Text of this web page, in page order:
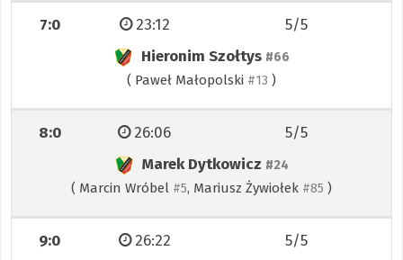
7:0
Hieronim Szołtys #66
( Paweł Małopolski #13 )
5/5
23:12
8:0
Marek Dytkowicz #24
( Marcin Wróbel #5, Mariusz Żywiołek #85 )
5/5
26:06
9:0
5/5
26:22